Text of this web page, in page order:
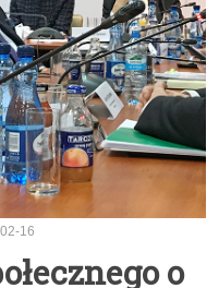
16
o